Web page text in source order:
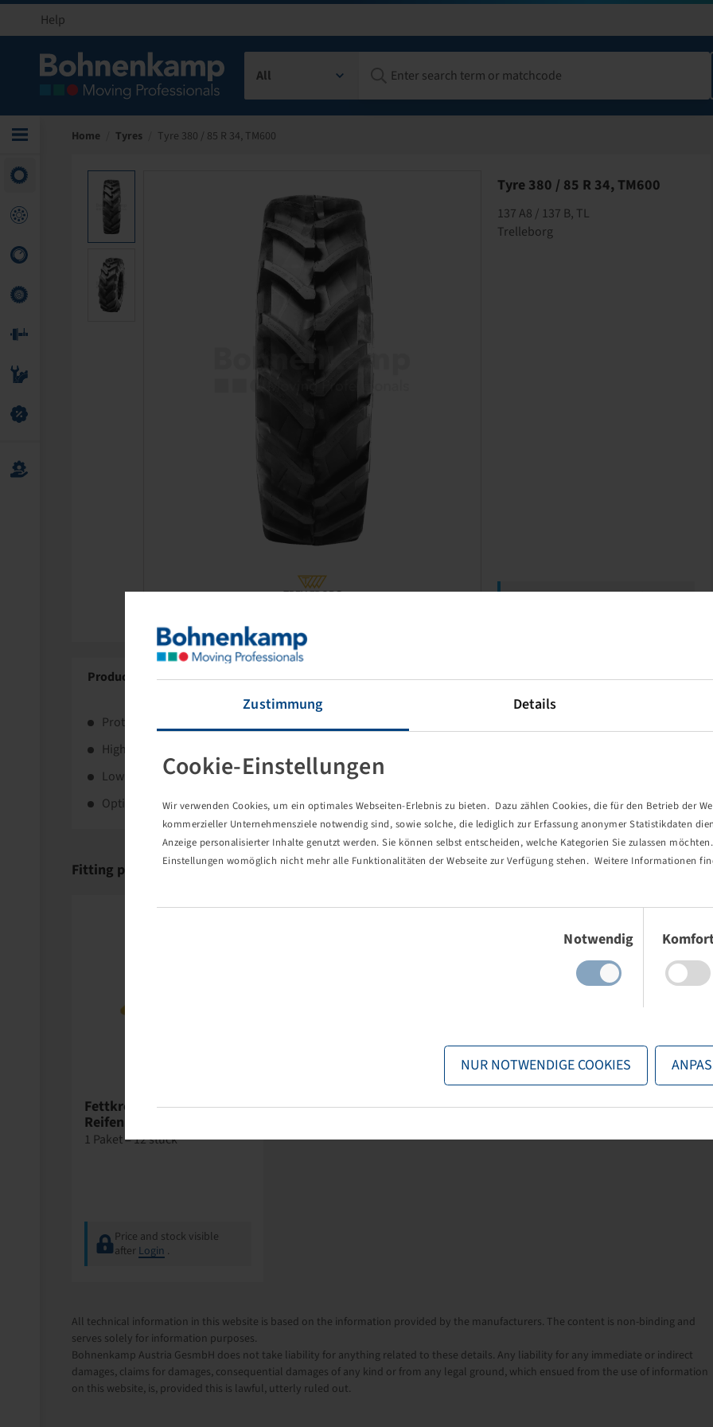
Zustimmung Details
Cookie-Einstellungen
Wir verwenden Cookies, um ein optimales Webseiten-Erlebnis zu bieten. Dazu zählen Cookies, die für den Betrieb der
kommerzieller Unternehmensziele notwendig sind, sowie solche, die lediglich zur Erfassung anonymer Statistikdaten
Anzeige personalisierter Inhalte genutzt werden. Sie können selbst entscheiden, welche Kategorien Sie zulassen
Einstellungen womöglich nicht mehr alle Funktionalitäten der Webseite zur Verfügung stehen. Weitere Informationen
Notwendig
NUR NOTWENDIGE COOKIES
Help
All
Home Tyres Tyre 380 / 85 R 34, TM600
Tyre 380 / 85 R 34, TM600
137 A8 / 137 B, TL
Trelleborg
Price and stock visible after
Product Details
Protects turf and crops due to innovative tread pattern.
High load capacity.
Low soil compaction.
Optimal traction.
Fitting products
Fettkreide gelb /
Reifenmarker
1 Paket = 12 stück
Price and stock visible
after Login .
All technical information in this website is based on the information provided by the manufacturers. The content is non-binding and
serves solely for information purposes.
Bohnenkamp Austria GesmbH does not take liability for anything related to these details. Any liability for any immediate or indirect
damages, claims for damages, consequential damages of any kind or from any legal ground, which ensued from the use of information
on this website, is, provided this is lawful, utterly ruled out.